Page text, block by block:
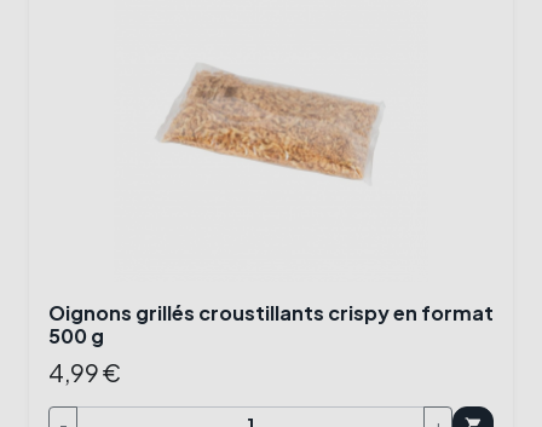
Oignons grillés croustillants crispy en format
500 g
4,99 €